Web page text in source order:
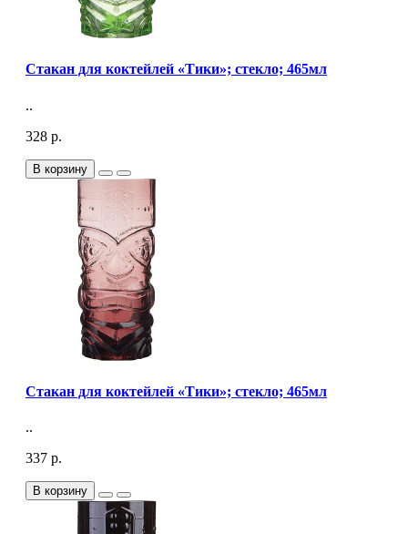
Стакан для коктейлей «Тики»; стекло; 465мл
..
328 р.
В корзину
Стакан для коктейлей «Тики»; стекло; 465мл
..
337 р.
В корзину